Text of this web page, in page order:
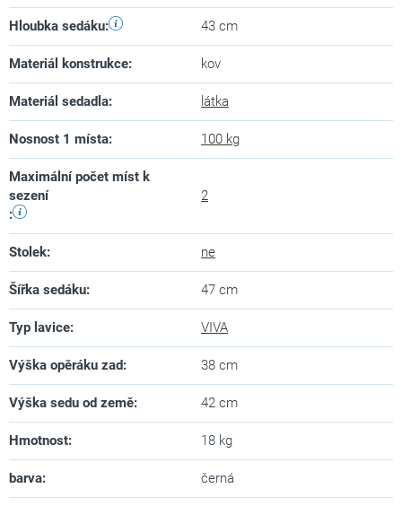
Hloubka sedáku: 43 cm
Materiál konstrukce: kov
Materiál sedadla: látka
Nosnost 1 místa: 100 kg
Maximální počet míst k
sezení
:
2
Stolek: ne
Šířka sedáku: 47 cm
Typ lavice: VIVA
Výška opěráku zad: 38 cm
Výška sedu od země: 42 cm
Hmotnost: 18 kg
barva: černá